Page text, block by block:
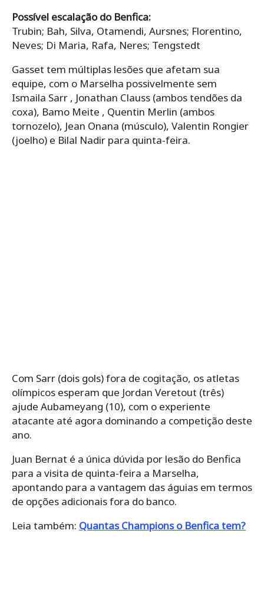
Possível escalação do Benfica:
Trubin; Bah, Silva, Otamendi, Aursnes; Florentino,
Neves; Di Maria, Rafa, Neres; Tengstedt
Gasset tem múltiplas lesões que afetam sua
equipe, com o Marselha possivelmente sem
Ismaila Sarr , Jonathan Clauss (ambos tendões da
coxa), Bamo Meite , Quentin Merlin (ambos
tornozelo), Jean Onana (músculo), Valentin Rongier
(joelho) e Bilal Nadir para quinta-feira.
Com Sarr (dois gols) fora de cogitação, os atletas
olímpicos esperam que Jordan Veretout (três)
ajude Aubameyang (10), com o experiente
atacante até agora dominando a competição deste
ano.
Juan Bernat é a única dúvida por lesão do Benfica
para a visita de quinta-feira a Marselha,
apontando para a vantagem das águias em termos
de opções adicionais fora do banco.
Leia também: Quantas Champions o Benfica tem?